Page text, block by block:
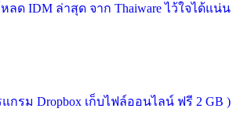
ลด IDM ล่าสุด จาก Thaiware ไว้ใจได้แน่น
แกรม Dropbox เก็บไฟล์ออนไลน์ ฟรี 2 GB )